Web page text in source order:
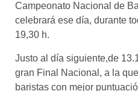
Campeonato Nacional de
celebrará ese día, durante
19,30 h.
Justo al día siguiente,de
gran Final Nacional, a la
baristas con mejor